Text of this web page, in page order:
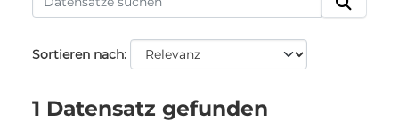
Sortieren nach
1 Datensatz gefunden